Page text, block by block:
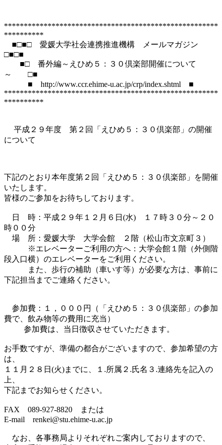
******************************************************
**********
■□■□　愛媛大学社会連携推進機構　メールマガジン
□■□■
■□　番外編～えひめ５：３０倶楽部開催について
～　　□■
■　http://www.ccr.ehime-u.ac.jp/crp/index.shtml　■
******************************************************
**********
平成２９年度　第２回「えひめ５：３０倶楽部」の開催
について
下記のとおり本年度第２回「えひめ５：３０倶楽部」を開催
いたします。
皆様のご参加をお待ちしております。
日　時：平成２９年１２月６日(水)　１７時３０分～２０
時００分
場　所：愛媛大学　大学会館　２階（松山市文京町３）
※エレベーターご利用の方へ：大学会館１階（外側階
段入口横）のエレベーターをご利用ください。
下記担当までご連絡ください。
参加費：１，０００円（「えひめ５：３０倶楽部」の参加
費で、飲み物等の費用に充当）
お手数ですが、準備の都合がございますので、参加希望の方
は、
１１月２８日(火)までに、１.所属２.氏名３.連絡先を記入の
上、
下記までお知らせください。
FAX　089-927-8820　または
E-mail　renkei@stu.ehime-u.ac.jp
なお、各事務局よりそれぞれご案内しておりますので、